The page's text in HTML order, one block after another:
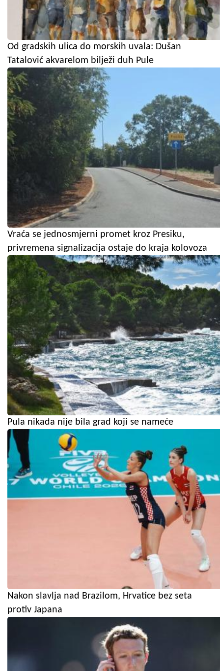
Od gradskih ulica do morskih uvala: Dušan
Tatalović akvarelom bilježi duh Pule
Vraća se jednosmjerni promet kroz Presiku,
privremena signalizacija ostaje do kraja kolovoza
Pula nikada nije bila grad koji se nameće
Nakon slavlja nad Brazilom, Hrvatice bez seta
protiv Japana